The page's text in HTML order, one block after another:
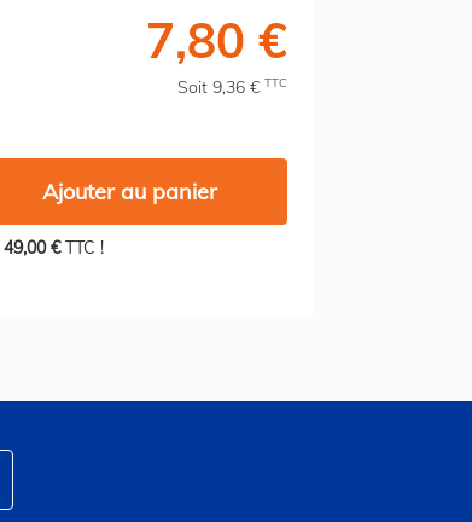
7,80 €
Soit 9,36 € TTC
Ajouter au panier
49,00 €TTC !